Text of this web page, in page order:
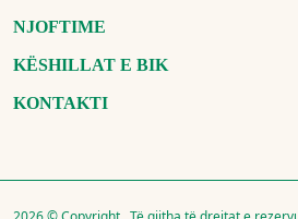
NJOFTIME
KËSHILLAT E BIK
KONTAKTI